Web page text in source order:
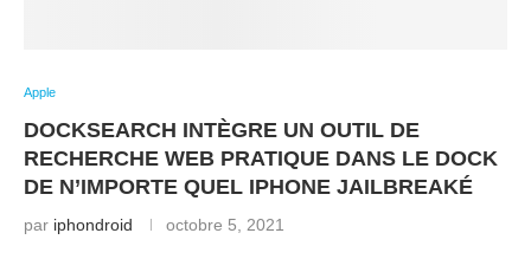
Apple
DOCKSEARCH INTÈGRE UN OUTIL DE
RECHERCHE WEB PRATIQUE DANS LE DOCK
DE N’IMPORTE QUEL IPHONE JAILBREAKÉ
par iphondroid octobre 5, 2021